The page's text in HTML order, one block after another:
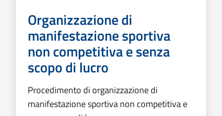
Organizzazione di
manifestazione sportiva
non competitiva e senza
scopo di lucro
Procedimento di organizzazione di
manifestazione sportiva non competitiva e